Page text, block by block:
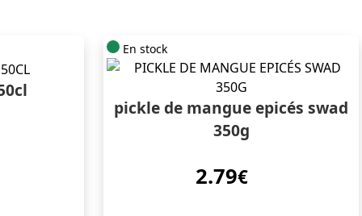
En stock
pickle de mangue epicés swad
350g
2.79€